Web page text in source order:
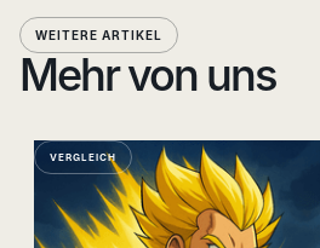
WEITERE ARTIKEL
Mehr von uns
VERGLEICH